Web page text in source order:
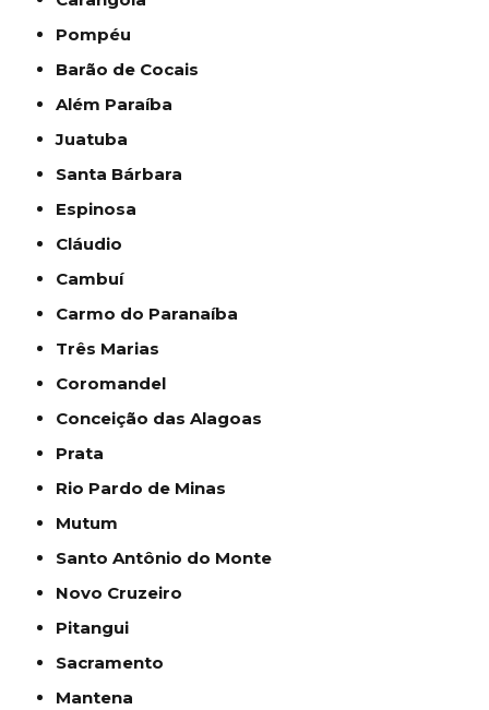
Pompéu
Barão de Cocais
Além Paraíba
Juatuba
Santa Bárbara
Espinosa
Cláudio
Cambuí
Carmo do Paranaíba
Três Marias
Coromandel
Conceição das Alagoas
Prata
Rio Pardo de Minas
Mutum
Santo Antônio do Monte
Novo Cruzeiro
Pitangui
Sacramento
Mantena